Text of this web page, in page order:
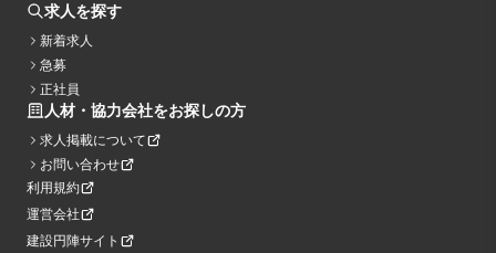
求人を探す
新着求人
急募
正社員
人材・協力会社をお探しの方
求人掲載について
お問い合わせ
利用規約
運営会社
建設円陣サイト